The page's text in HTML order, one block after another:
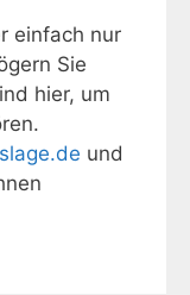
einfach nur
Sie
hier, um
und